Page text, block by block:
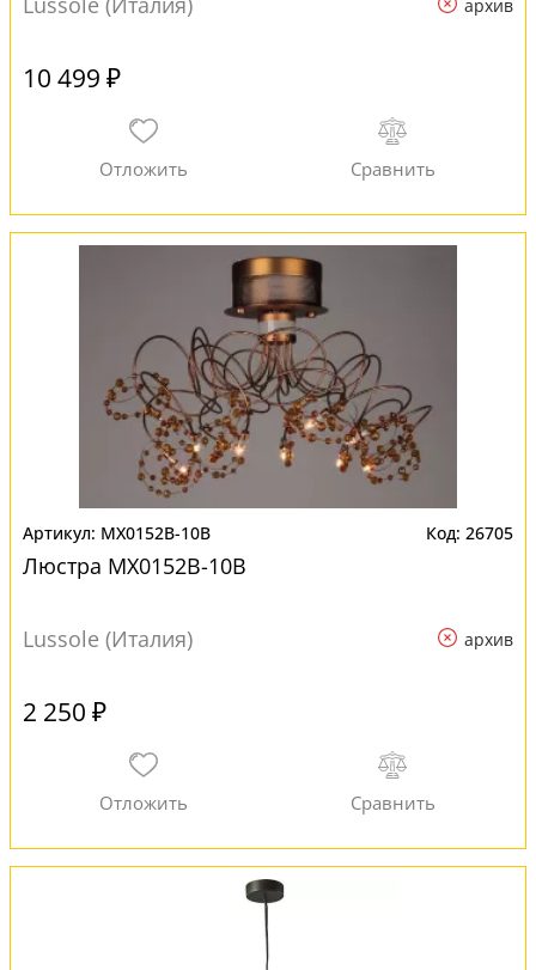
архив
10 499 ₽
MX0152B-10B 26705
Люстра MX0152B-10B
Lussole (Италия) архив
2 250 ₽